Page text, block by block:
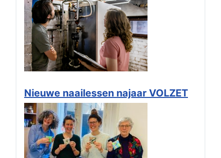
Nieuwe naailessen najaar VOLZET